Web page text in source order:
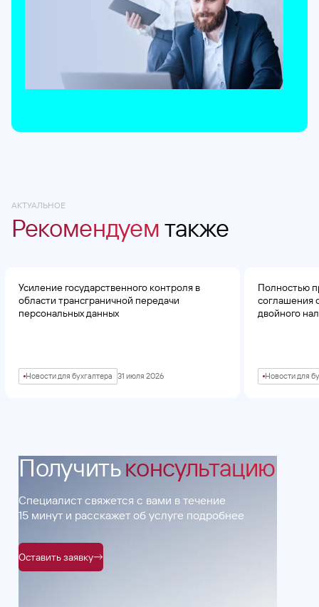
АКТУАЛЬНОЕ
Рекомендуемтакже
Усиление государственного контроля в
области трансграничной передачи
персональных данных
Новости для бухгалтера 31 июля 2026
Полностью
соглашения
двойного
Новости для
Получитьконсультацию
Специалист свяжется с вами в течение
15 минут и расскажет об услуге подробнее
Оставить заявку